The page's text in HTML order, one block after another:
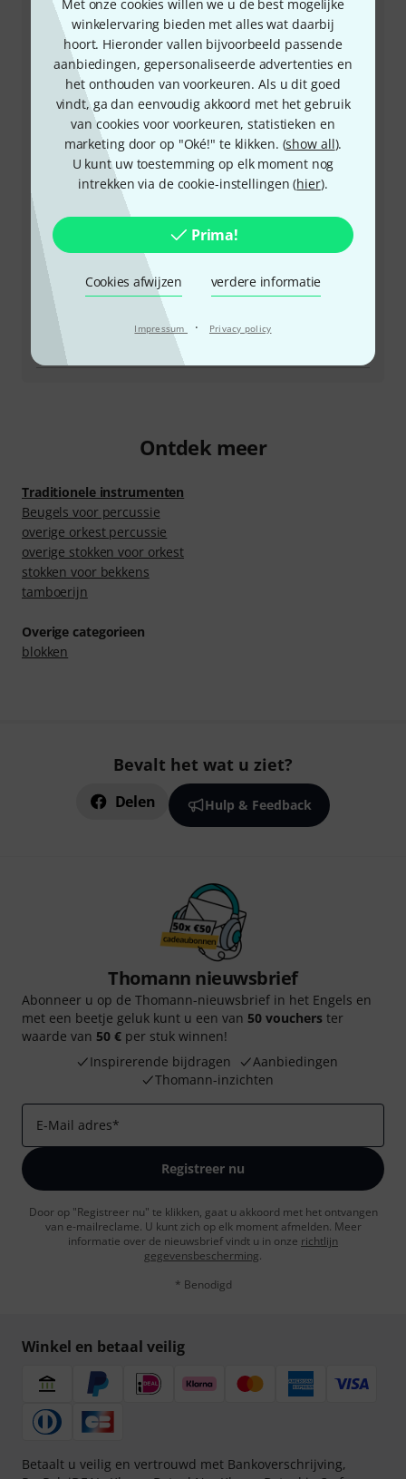
Met onze cookies willen we u de best mogelijke
winkelervaring bieden met alles wat daarbij
hoort. Hieronder vallen bijvoorbeeld passende
aanbiedingen, gepersonaliseerde advertenties en
het onthouden van voorkeuren. Als u dit goed
vindt, ga dan eenvoudig akkoord met het gebruik
van cookies voor voorkeuren, statistieken en
marketing door op "Oké!" te klikken. (show all).
U kunt uw toestemming op elk moment nog
intrekken via de cookie-instellingen (hier).
Prima!
Cookies afwijzen verdere informatie
Impressum · Privacy policy
Onze klantenservice helpt u graag bij al uw vragen of
problemen.
Houd uw klantnummer bij de hand
Openingstijden (CEST - Midden-
Europese zomertijd)
Regel dat we u terugbellen
Meer manieren om contact met ons op te nemen
Product terugsturen
Ontdek meer
Traditionele instrumenten
Beugels voor percussie
overige orkest percussie
overige stokken voor orkest
stokken voor bekkens
tamboerijn
Overige categorieen
blokken
Bevalt het wat u ziet?
Delen Hulp & Feedback
Thomann nieuwsbrief
Abonneer u op de Thomann-nieuwsbrief in het Engels en
met een beetje geluk kunt u een van 50 vouchers ter
waarde van 50 € per stuk winnen!
Inspirerende bijdragen
Aanbiedingen
Thomann-inzichten
E-Mail adres*
Registreer nu
Door op "Registreer nu" te klikken, gaat u akkoord met het ontvangen
van e-mailreclame. U kunt zich op elk moment afmelden. Meer
informatie over de nieuwsbrief vindt u in onze richtlijn
gegevensbescherming.
* Benodigd
Winkel en betaal veilig
Betaalt u veilig en vertrouwd met Bankoverschrijving,